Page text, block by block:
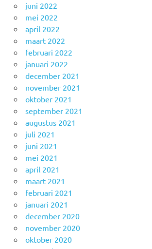
juni 2022
mei 2022
april 2022
maart 2022
februari 2022
januari 2022
december 2021
november 2021
oktober 2021
september 2021
augustus 2021
juli 2021
juni 2021
mei 2021
april 2021
maart 2021
februari 2021
januari 2021
december 2020
november 2020
oktober 2020